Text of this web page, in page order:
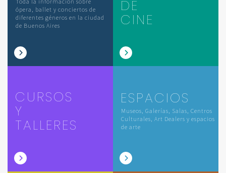
ópera, ballet y conciertos de
diferentes géneros en la ciudad
de Buenos Aires
DE
CINE
CURSOS
Y
TALLERES
ESPACIOS
Museos, Galerías, Salas, Centros
Culturales, Art Dealers y espacios
de arte